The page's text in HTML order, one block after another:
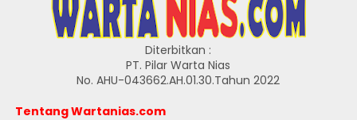
Diterbitkan :
PT. Pilar Warta Nias
No. AHU-043662.AH.01.30.Tahun 2022
Tentang Wartanias.com